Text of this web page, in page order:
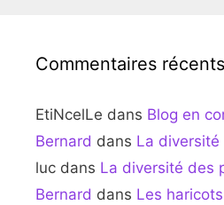
Commentaires récents
EtiNcelLe dans Blog en
Bernard dans La
luc dans La diversité des
Bernard dans Les